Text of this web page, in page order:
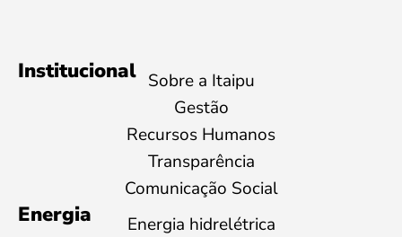
Institucional Sobre a Itaipu
Gestão
Recursos Humanos
Transparência
Comunicação Social
Energia
Energia hidrelétrica